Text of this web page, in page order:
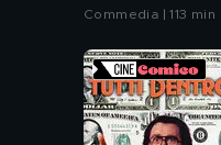
Commedia | 113 min